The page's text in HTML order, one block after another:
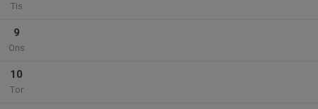
Tis
9
Ons
10
Tor